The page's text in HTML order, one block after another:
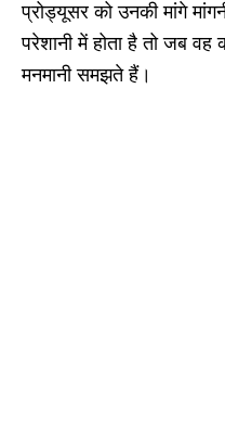
प्रोड्यूसर को उनकी मांगे
परेशानी में होता है तो जब
मनमानी समझते हैं।